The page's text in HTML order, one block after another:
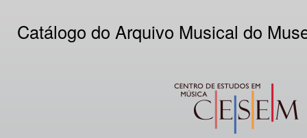
Catálogo do Arquivo Musical do
CESEM